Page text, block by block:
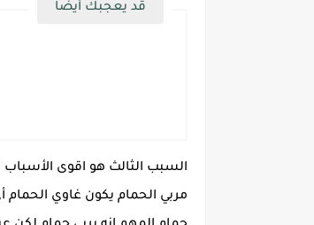
قد يعجبك أيضا
السبب الثالث هو اقوى
مربي الحمام يكون غاوي